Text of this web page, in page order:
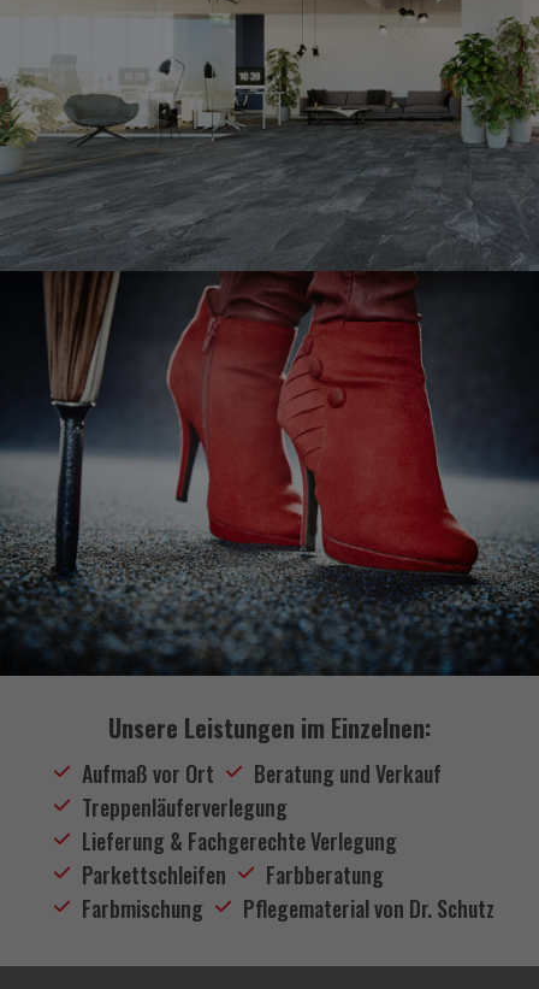
Unsere Leistungen im Einzelnen:
Aufmaß vor Ort
Beratung und Verkauf
Treppenläuferverlegung
Lieferung & Fachgerechte Verlegung
Parkettschleifen
Farbberatung
Farbmischung
Pflegematerial von Dr. Schutz